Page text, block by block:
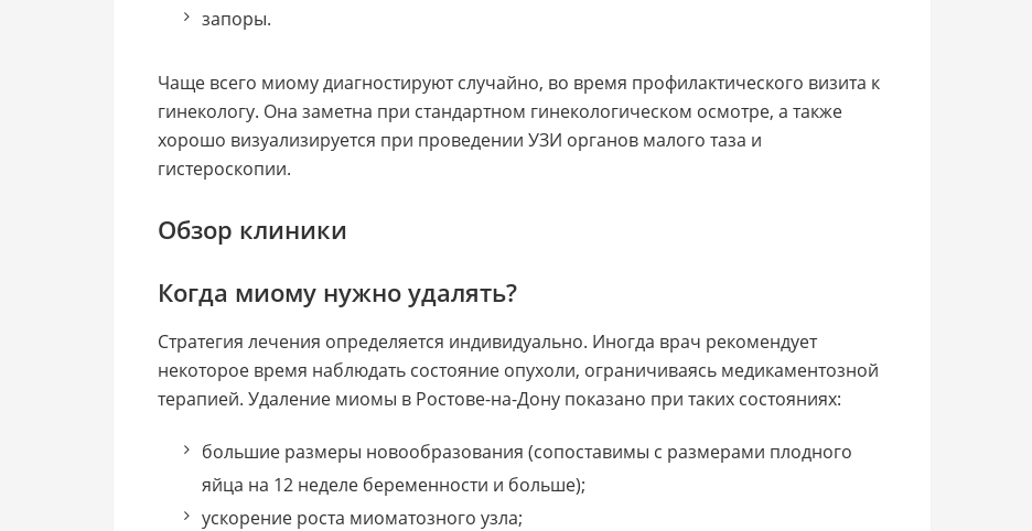
запоры.
Чаще всего миому диагностируют случайно, во время профилактического визита к
гинекологу. Она заметна при стандартном гинекологическом осмотре, а также
хорошо визуализируется при проведении УЗИ органов малого таза и
гистероскопии.
Обзор клиники
Когда миому нужно удалять?
Стратегия лечения определяется индивидуально. Иногда врач рекомендует
некоторое время наблюдать состояние опухоли, ограничиваясь медикаментозной
терапией. Удаление миомы в Ростове-на-Дону показано при таких состояниях:
большие размеры новообразования (сопоставимы с размерами плодного
яйца на 12 неделе беременности и больше);
ускорение роста миоматозного узла;